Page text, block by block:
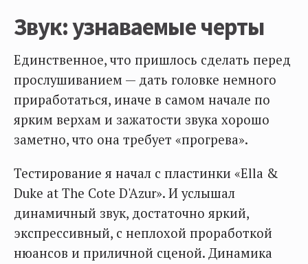
Звук: узнаваемые черты
Единственное, что пришлось сделать перед
прослушиванием — дать головке немного
приработаться, иначе в самом начале по
ярким верхам и зажатости звука хорошо
заметно, что она требует «прогрева».
Тестирование я начал с пластинки «Ella &
Duke at The Cote D'Azur». И услышал
динамичный звук, достаточно яркий,
экспрессивный, с неплохой проработкой
нюансов и приличной сценой. Динамика